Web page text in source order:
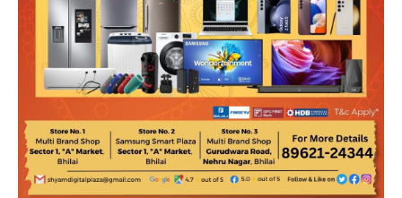
SUBSCRIBE NOW